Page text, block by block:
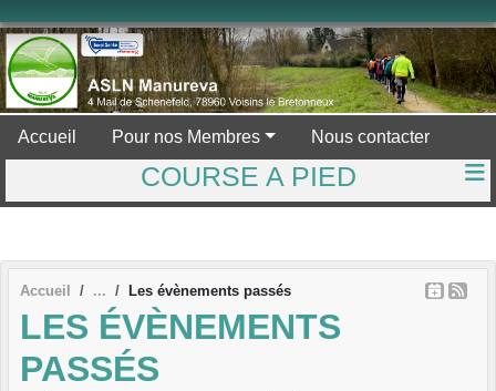
Accueil Pour nos Membres Nous contacter
COURSE A PIED
Accueil Les évènements passés
LES ÉVÈNEMENTS
PASSÉS